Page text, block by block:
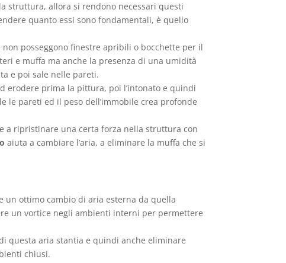
struttura, allora si rendono necessari questi
quanto essi sono fondamentali, è quello
posseggono finestre apribili o bocchette per il
e muffa ma anche la presenza di una umidità
e poi sale nelle pareti.
erodere prima la pittura, poi l’intonato e quindi
le pareti ed il peso dell’immobile crea profonde
a ripristinare una certa forza nella struttura con
aiuta a cambiare l’aria, a eliminare la muffa che si
un ottimo cambio di aria esterna da quella
un vortice negli ambienti interni per permettere
questa aria stantia e quindi anche eliminare
chiusi.